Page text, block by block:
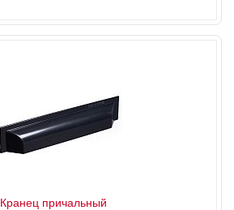
Кранец причальный